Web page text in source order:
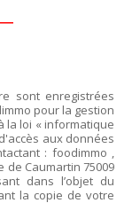
sont enregistrées
pour la gestion
la loi « informatique
aux données
: foodimmo ,
de Caumartin 75009
dans l’objet du
la copie de votre